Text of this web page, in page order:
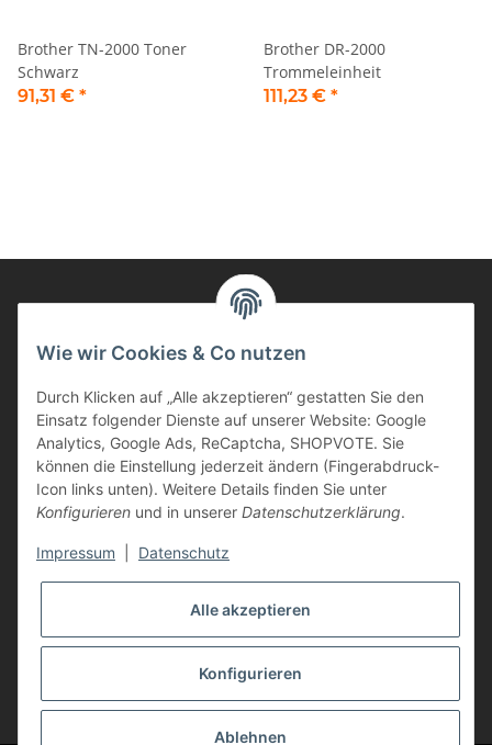
Brother TN-2000 Toner
Schwarz
91,31 € *
Brother DR-2000
Trommeleinheit
111,23 € *
Informationen
Kunden Service
Haben Sie Fragen zu unseren Produkten?
Dann rufen Sie uns gerne an:
Tel: 0621/9767200
Mo.-Fr. 08:45-17:00 Uhr
oder schreiben Sie uns:
info@printer-express.de
* Alle Preise inkl. gesetzlicher USt., zzgl.Versand
Wie wir Cookies & Co nutzen
Durch Klicken auf „Alle akzeptieren“ gestatten Sie den
Einsatz folgender Dienste auf unserer Website: Google
Analytics, Google Ads, ReCaptcha, SHOPVOTE. Sie
können die Einstellung jederzeit ändern (Fingerabdruck-
Icon links unten). Weitere Details finden Sie unter
Konfigurieren und in unserer Datenschutzerklärung.
Impressum Datenschutz
Alle akzeptieren
Konfigurieren
Ablehnen